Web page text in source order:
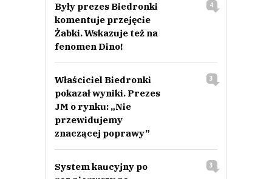
Były prezes Biedronki
komentuje przejęcie
Żabki. Wskazuje też na
fenomen Dino!
4
Właściciel Biedronki
pokazał wyniki. Prezes
JM o rynku: „Nie
przewidujemy
znaczącej poprawy”
3
System kaucyjny po
3